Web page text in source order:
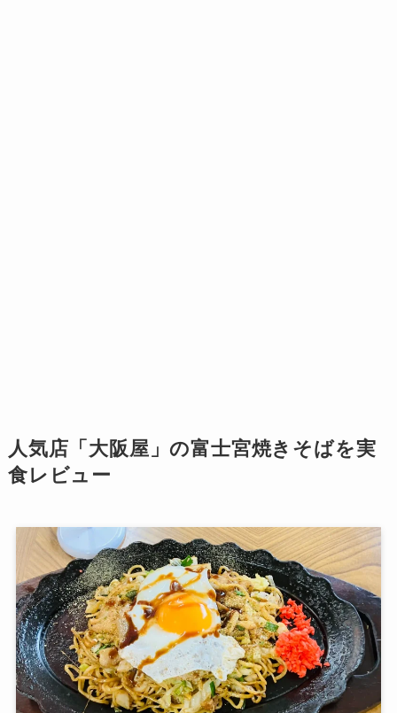
人気店「大阪屋」の富士宮焼きそばを実
食レビュー